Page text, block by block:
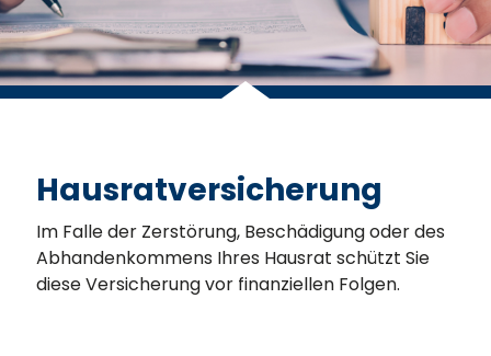
Hausratversicherung
Im Falle der Zerstörung, Beschädigung oder des
Abhandenkommens Ihres Hausrat schützt Sie
diese Versicherung vor finanziellen Folgen.